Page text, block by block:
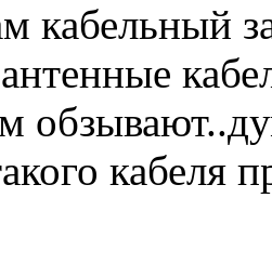
кабельный
кабеля